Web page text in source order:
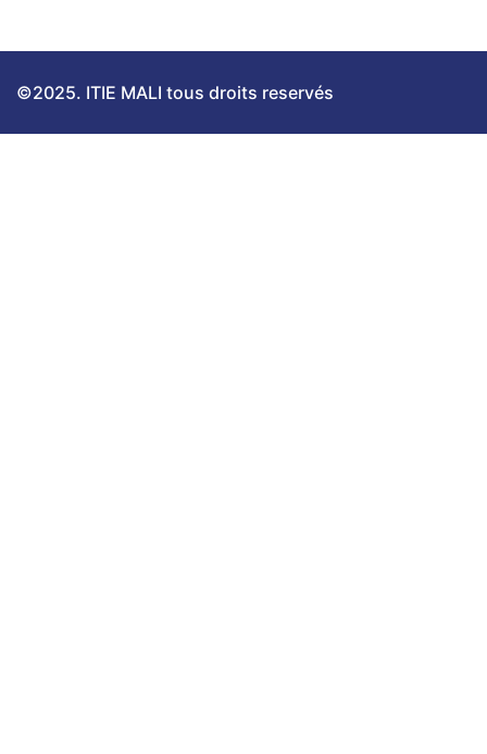
©2025. ITIE MALI tous droits reservés